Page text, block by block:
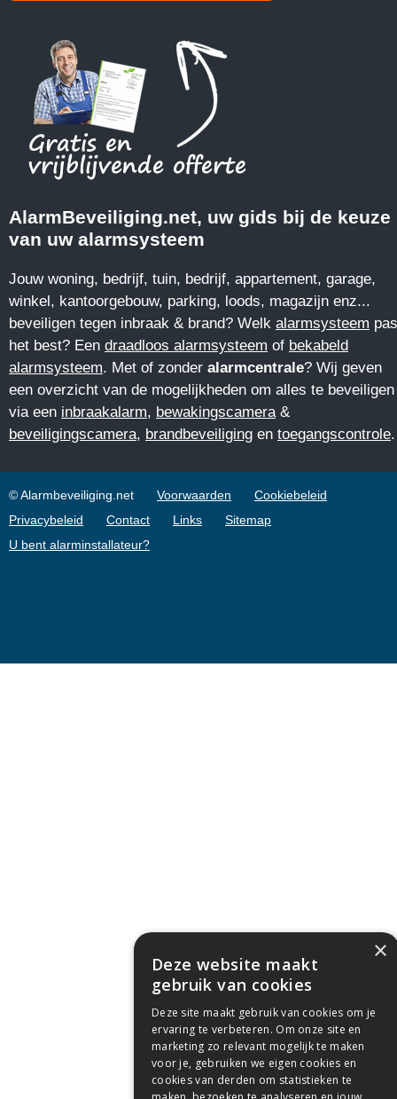
AlarmBeveiliging.net, uw gids bij de keuze
van uw alarmsysteem
Jouw woning, bedrijf, tuin, bedrijf, appartement, garage,
winkel, kantoorgebouw, parking, loods, magazijn enz...
beveiligen tegen inbraak & brand? Welk alarmsysteem
het best? Een draadloos alarmsysteem of bekabeld
alarmsysteem. Met of zonder alarmcentrale? Wij geven
een overzicht van de mogelijkheden om alles te beveiligen
via een inbraakalarm, bewakingscamera&
beveiligingscamera, brandbeveiliging en toegangscontrole.
© Alarmbeveiliging.net Voorwaarden
Cookiebeleid
Privacybeleid
Contact Links
Sitemap
U bent alarminstallateur?
×
Deze website maakt
gebruik van cookies
Deze site maakt gebruik van cookies om je
ervaring te verbeteren. Om onze site en
marketing zo relevant mogelijk te maken
voor je, gebruiken we eigen cookies en
cookies van derden om statistieken te